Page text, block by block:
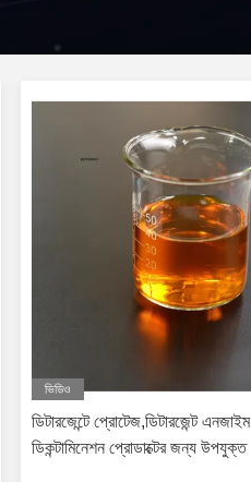
ভিডিও
ডিটারজেন্টে প্রোটেজ,ডিটারজেন্ট এনজাইম
ডিকন্টামিনেশন প্রোডাক্টের জন্য উপযুক্ত